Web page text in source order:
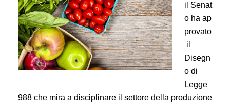
il Senat
o ha ap
provato
il
Disegn
o di
Legge
988 che mira a disciplinare il set­tore della produzione